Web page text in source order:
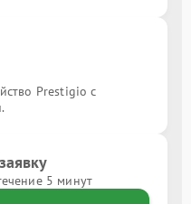
Prestigio с
5 минут